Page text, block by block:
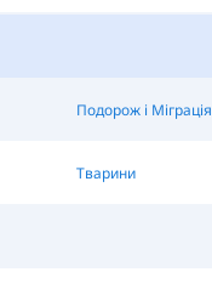
Подорож і Міграція
Тварини